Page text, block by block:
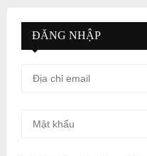
ĐĂNG NHẬP